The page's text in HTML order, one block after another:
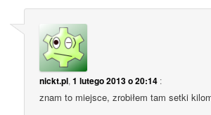
nickt.pl,1 lutego 2013 o 20:14 :
znam to miejsce, zrobiłem tam setki